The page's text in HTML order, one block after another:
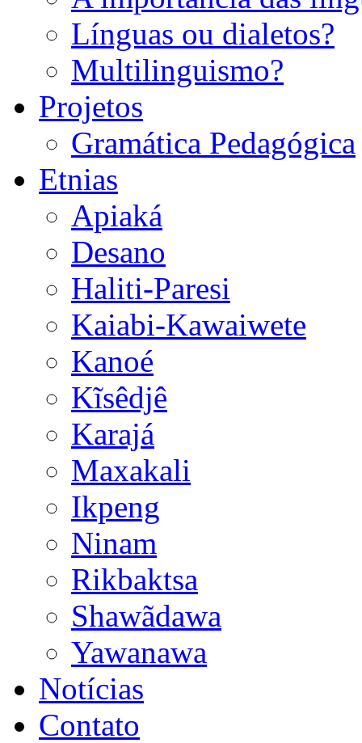
Línguas ou dialetos?
Multilinguismo?
Projetos
Gramática Pedagógica
Etnias
Apiaká
Desano
Haliti-Paresi
Kaiabi-Kawaiwete
Kanoé
Kĩsêdjê
Karajá
Maxakali
Ikpeng
Ninam
Rikbaktsa
Shawãdawa
Yawanawa
Notícias
Contato